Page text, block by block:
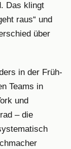
Das klingt
raus“ und
über
in der Früh-
Teams in
und
– die